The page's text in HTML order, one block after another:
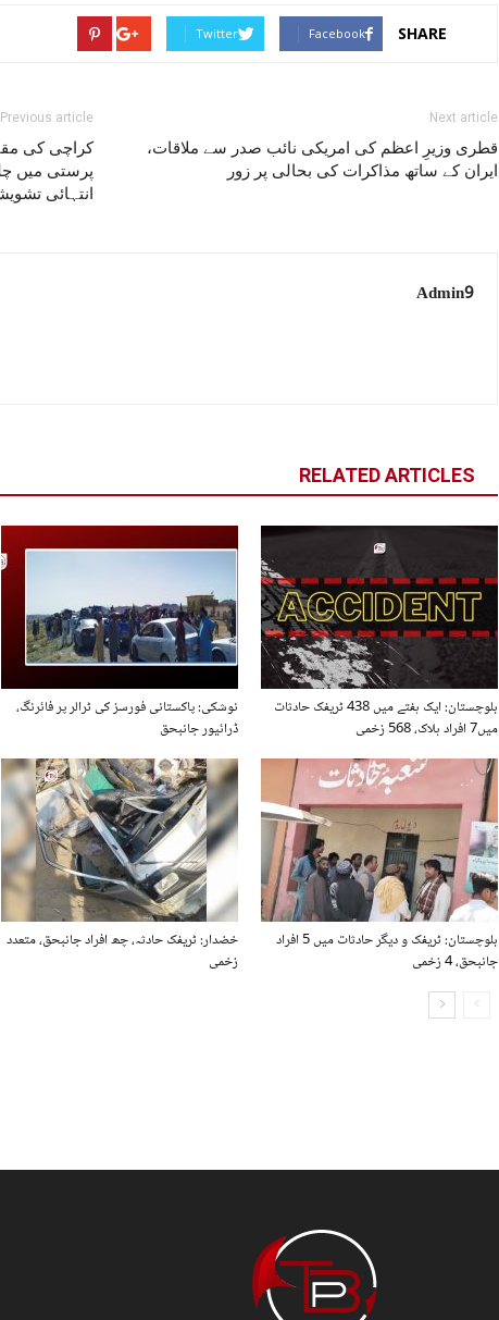
SHARE
Facebook
Twitter
Previous article
کراچی کی
پرستی میں
انتہائی
Next article
قطری وزیرِ اعظم کی امریکی نائب صدر سے ملاقات،
ایران کے ساتھ مذاکرات کی بحالی پر زور
Admin9
RELATED ARTICLES
نوشکی: پاکستانی فورسز کی ٹرالر پر فائرنگ،
ڈرائیور جانبحق
بلوچستان: ایک ہفتے میں 438 ٹریفک حادثات
میں7 افراد ہلاک، 568 زخمی
خضدار: ٹریفک حادثہ، چھ افراد جانبحق، متعدد
زخمی
بلوچستان: ٹریفک و دیگر حادثات میں 5 افراد
جانبحق، 4 زخمی